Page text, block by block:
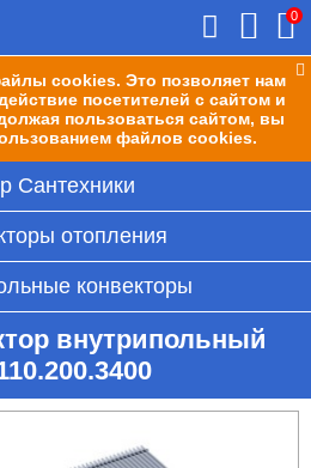
cookies. Это позволяет нам
посетителей с сайтом и
пользоваться сайтом, вы
файлов cookies.
0
Сантехники
отопления
конвекторы
внутрипольный